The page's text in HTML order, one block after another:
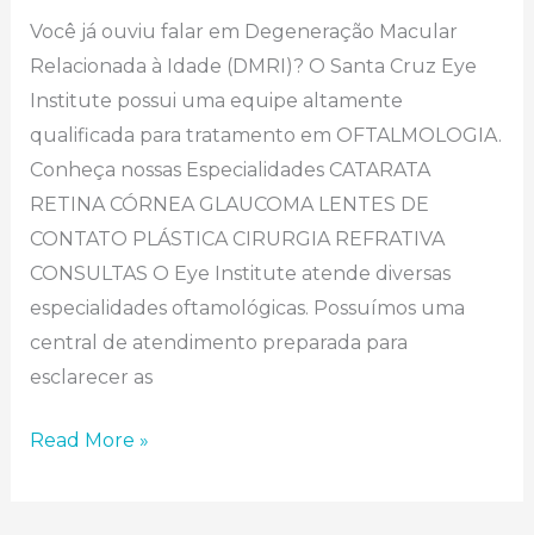
Você já ouviu falar em Degeneração Macular
Relacionada à Idade (DMRI)? O Santa Cruz Eye
Institute possui uma equipe altamente
qualificada para tratamento em OFTALMOLOGIA.
Conheça nossas Especialidades CATARATA
RETINA CÓRNEA GLAUCOMA LENTES DE
CONTATO PLÁSTICA CIRURGIA REFRATIVA
CONSULTAS O Eye Institute atende diversas
especialidades oftamológicas. Possuímos uma
central de atendimento preparada para
esclarecer as
Read More »